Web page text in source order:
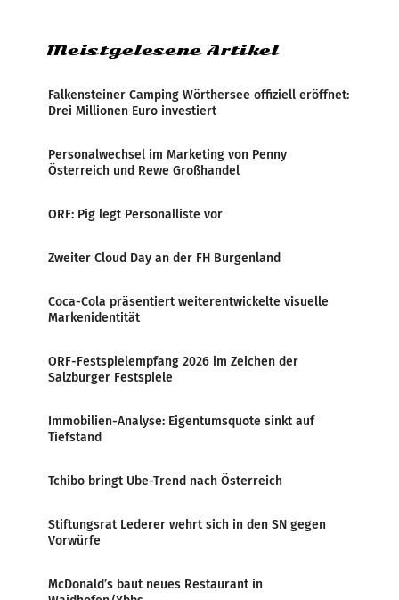
Meistgelesene Artikel
Falkensteiner Camping Wörthersee offiziell eröffnet:
Drei Millionen Euro investiert
Personalwechsel im Marketing von Penny
Österreich und Rewe Großhandel
ORF: Pig legt Personalliste vor
Zweiter Cloud Day an der FH Burgenland
Coca-Cola präsentiert weiterentwickelte visuelle
Markenidentität
ORF-Festspielempfang 2026 im Zeichen der
Salzburger Festspiele
Immobilien-Analyse: Eigentumsquote sinkt auf
Tiefstand
Tchibo bringt Ube-Trend nach Österreich
Stiftungsrat Lederer wehrt sich in den SN gegen
Vorwürfe
McDonald’s baut neues Restaurant in